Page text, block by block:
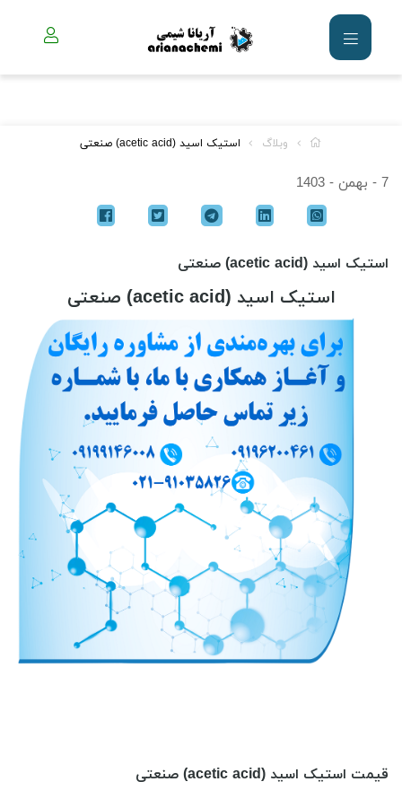
وبلاگ استیک اسید (acetic acid) صنعتی
7 - بهمن - 1403
استیک اسید (acetic acid) صنعتی
استیک اسید (acetic acid) صنعتی
قیمت استیک اسید (acetic acid) صنعتی